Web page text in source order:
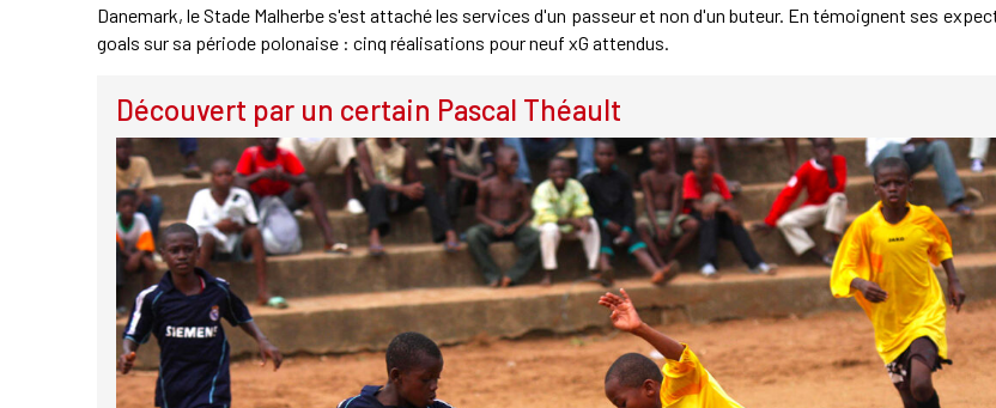
Danemark, le Stade Malherbe s'est attaché les services d'un passeur et non d'un buteur. En témoignent ses
goals sur sa période polonaise : cinq réalisations pour neuf xG attendus.
Découvert par un certain Pascal Théault